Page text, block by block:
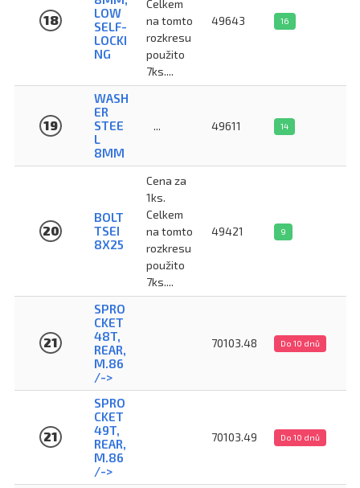
18
LOW
SELF-
LOCKI
NG
Celkem
na tomto
rozkresu
použito
7ks....
49643 16
19
WASH
ER
STEE
L
8MM
... 49611 14
20
BOLT
TSEI
8X25
Cena za
1ks.
Celkem
na tomto
rozkresu
použito
7ks....
49421 9
21
SPRO
CKET
48T,
REAR,
M.86
/->
70103.48 Do 10 dnů
21
SPRO
CKET
49T,
REAR,
M.86
/->
70103.49 Do 10 dnů